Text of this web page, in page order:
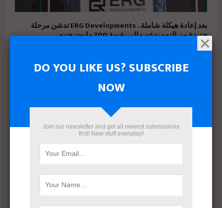
بعد إعادة هيكلة شاملة.. ERG Developments تدشن مرحلة
جديدة من النمو بدعم مالي بقيمة 700 مليون جنيه
DO YOU LIKE US? SUBSCRIBE
NOW
Join our newsletter and get all newest submissions
first! New stuff everyday!